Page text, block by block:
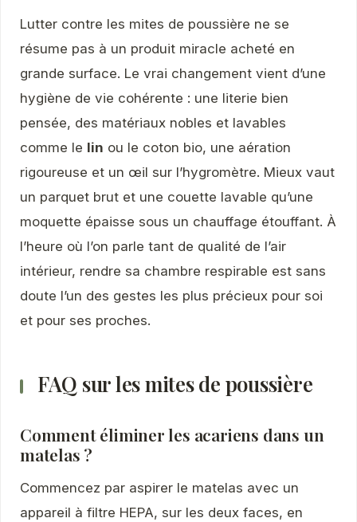
Lutter contre les mites de poussière ne se
résume pas à un produit miracle acheté en
grande surface. Le vrai changement vient d’une
hygiène de vie cohérente : une literie bien
pensée, des matériaux nobles et lavables
comme le lin ou le coton bio, une aération
rigoureuse et un œil sur l’hygromètre. Mieux vaut
un parquet brut et une couette lavable qu’une
moquette épaisse sous un chauffage étouffant. À
l’heure où l’on parle tant de qualité de l’air
intérieur, rendre sa chambre respirable est sans
doute l’un des gestes les plus précieux pour soi
et pour ses proches.
FAQ sur les mites de poussière
Comment éliminer les acariens dans un
matelas ?
Commencez par aspirer le matelas avec un
appareil à filtre HEPA, sur les deux faces, en